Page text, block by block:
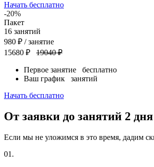
Начать бесплатно
-20%
Пакет
16 занятий
980 ₽ / занятие
15680 ₽
19040 ₽
Первое занятие бесплатно
Ваш график занятий
Начать бесплатно
От заявки до занятий 2 дня
Если мы не уложимся в это время, дадим
01.